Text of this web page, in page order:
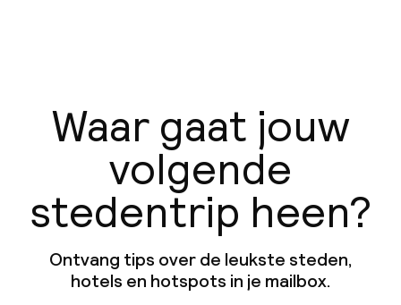
Waar gaat jouw
volgende
stedentrip heen?
Ontvang tips over de leukste steden,
hotels en hotspots in je mailbox.